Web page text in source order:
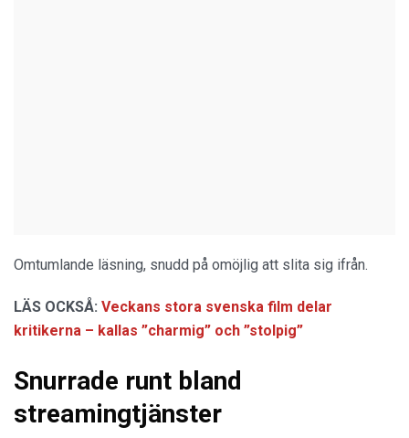
Omtumlande läsning, snudd på omöjlig att slita sig ifrån.
LÄS OCKSÅ: Veckans stora svenska film delar
kritikerna – kallas ”charmig” och ”stolpig”
Snurrade runt bland
streamingtjänster